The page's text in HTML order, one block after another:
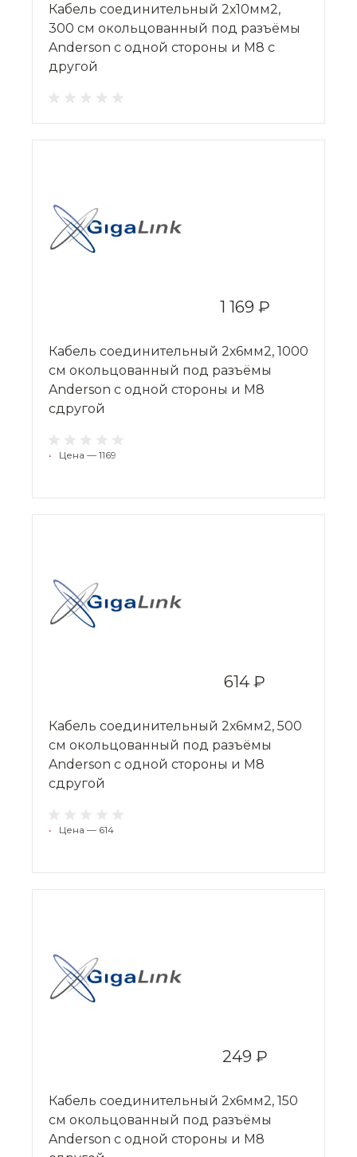
Кабель соединительный 2х10мм2,
300 см окольцованный под разъёмы
Anderson с одной стороны и M8 с
другой
1 169 ₽
Кабель соединительный 2х6мм2, 1000
см окольцованный под разъёмы
Anderson с одной стороны и M8
сдругой
• Цена — 1169
614 ₽
Кабель соединительный 2х6мм2, 500
см окольцованный под разъёмы
Anderson с одной стороны и M8
сдругой
• Цена — 614
249 ₽
Кабель соединительный 2х6мм2, 150
см окольцованный под разъёмы
Anderson с одной стороны и M8